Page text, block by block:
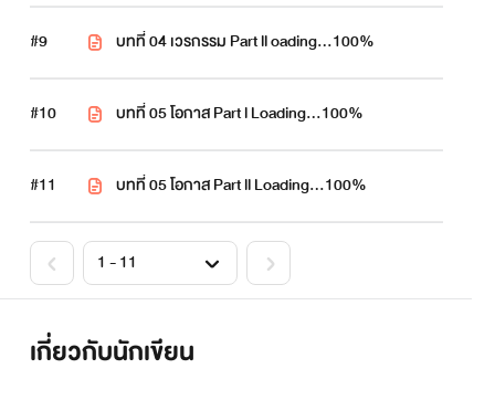
#9 บทที่ 04 เวรกรรม Part ll oading…100%
#10 บทที่ 05 โอกาส Part l Loading…100%
#11 บทที่ 05 โอกาส Part ll Loading…100%
เกี่ยวกับนักเขียน